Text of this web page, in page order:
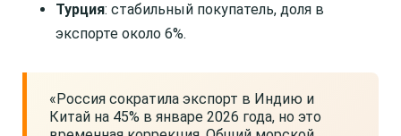
Турция: стабильный покупатель, доля в
экспорте около 6%.
«Россия сократила экспорт в Индию и
Китай на 45% в январе 2026 года, но это